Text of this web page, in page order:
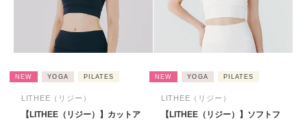
NEW YOGA PILATES
LITHEE（リジー）
【LITHEE（リジー）】カットア
NEW YOGA PILATES
LITHEE（リジー）
【LITHEE（リジー）】ソフトフ